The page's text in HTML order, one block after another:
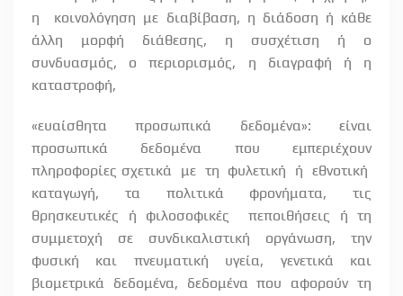
η
κοινολόγηση με διαβίβαση, η διάδοση ή κάθε
άλλη μορφή διάθεσης, η συσχέτιση ή ο
συνδυασμός, ο περιορισμός, η διαγραφή ή η
καταστροφή,
«ευαίσθητα προσωπικά δεδομένα»: είναι
προσωπικά δεδομένα που εμπεριέχουν
πληροφορίες σχετικά
με τη φυλετική ή εθνοτική
καταγωγή, τα πολιτικά φρονήματα, τις
θρησκευτικές ή φιλοσοφικές
πεποιθήσεις ή τη
συμμετοχή σε συνδικαλιστική οργάνωση, την
φυσική και πνευματική υγεία, γενετικά και
βιομετρικά δεδομένα, δεδομένα που αφορούν τη